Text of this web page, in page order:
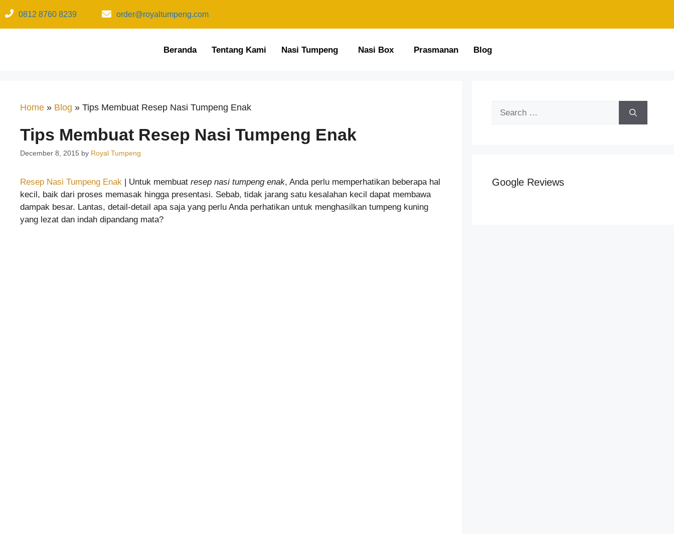
0812 8760 8239​ order@royaltumpeng.com​
Beranda Tentang Kami Nasi Tumpeng Nasi Box Prasmanan Blog
Home » Blog » Tips Membuat Resep Nasi Tumpeng Enak
Tips Membuat Resep Nasi Tumpeng Enak
December 8, 2015 by Royal Tumpeng
Resep Nasi Tumpeng Enak | Untuk membuat resep nasi tumpeng enak, Anda perlu memperhatikan beberapa hal
kecil, baik dari proses memasak hingga presentasi. Sebab, tidak jarang satu kesalahan kecil dapat membawa
dampak besar. Lantas, detail-detail apa saja yang perlu Anda perhatikan untuk menghasilkan tumpeng kuning
yang lezat dan indah dipandang mata?
Google Reviews